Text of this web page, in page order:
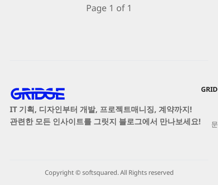
Page 1 of 1
IT 기획, 디자인부터 개발, 프로젝트매니징, 계약까지!
관련한 모든 인사이트를 그릿지 블로그에서 만나보세요!
Copyright © softsquared. All Rights reserved